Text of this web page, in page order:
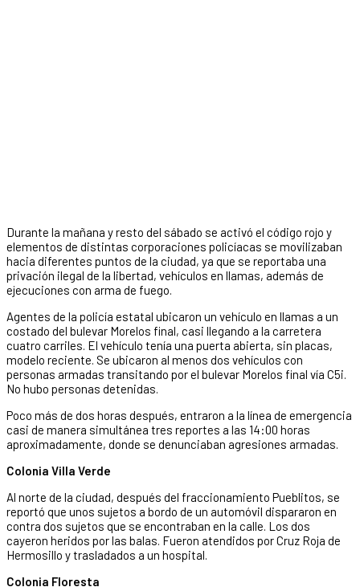
Durante la mañana y resto del sábado se activó el código rojo y
elementos de distintas corporaciones policíacas se movilizaban
hacia diferentes puntos de la ciudad, ya que se reportaba una
privación ilegal de la libertad, vehículos en llamas, además de
ejecuciones con arma de fuego.
Agentes de la policía estatal ubicaron un vehículo en llamas a un
costado del bulevar Morelos final, casi llegando a la carretera
cuatro carriles. El vehículo tenía una puerta abierta, sin placas,
modelo reciente. Se ubicaron al menos dos vehículos con
personas armadas transitando por el bulevar Morelos final vía C5i.
No hubo personas detenidas.
Poco más de dos horas después, entraron a la línea de emergencia
casi de manera simultánea tres reportes a las 14:00 horas
aproximadamente, donde se denunciaban agresiones armadas.
Colonia Villa Verde
Al norte de la ciudad, después del fraccionamiento Pueblitos, se
reportó que unos sujetos a bordo de un automóvil dispararon en
contra dos sujetos que se encontraban en la calle. Los dos
cayeron heridos por las balas. Fueron atendidos por Cruz Roja de
Hermosillo y trasladados a un hospital.
Colonia Floresta